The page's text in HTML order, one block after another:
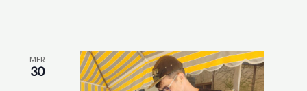
MER
30